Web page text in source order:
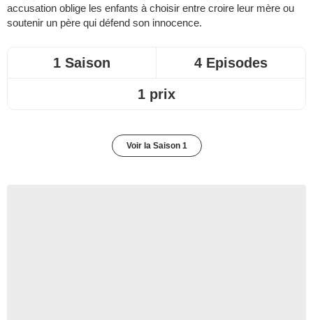
accusation oblige les enfants à choisir entre croire leur mère ou
soutenir un père qui défend son innocence.
1 Saison 4 Episodes
1 prix
Voir la Saison 1